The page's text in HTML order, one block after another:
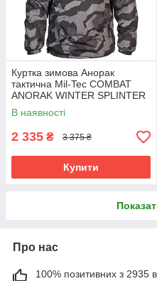
Куртка зимова Анорак
тактична Mil-Tec COMBAT
ANORAK WINTER SPLINTER
NIGHT 10335054
В наявності
2 335 ₴ 3 375 ₴
Купити
Про нас
100% позитивних з 2935